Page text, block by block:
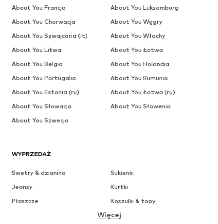
WYPRZEDAŻ
Swetry & dzianina
Sukienki
Jeansy
Kurtki
Płaszcze
Koszulki & topy
Bielizna
Więcej
About You Francja
About You Luksemburg
About You Chorwacja
About You Węgry
About You Szwajcaria (it)
About You Włochy
About You Litwa
About You Łotwa
About You Belgia
About You Holandia
About You Portugalia
About You Rumunia
About You Estonia (ru)
About You Łotwa (ru)
About You Słowacja
About You Słowenia
About You Szwecja